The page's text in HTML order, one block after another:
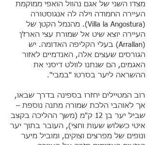
מצדו השני של אגם נהוול הואפי ממוקמת
העיירה החמודה וילה לה אנגוסטורה
(Villa la Angostura). מהנמל הקטן של
העיירה יוצא שיט אל שמורת עצי הארז'ן
(Arrallan) בעלי הקליפה האדומה. יש
הגורסים שעצים אלה, האנדמיים לאזור
האגמים, הם שנתנו לוולט דיסני את
ההשראה ליער בסרטו "במבי".
רוב המטיילים יחזרו בספינה בדרך שבאו,
אך לאוהבי הלכת שמורה מתנה נוספת –
שביל יער בן 12 ק"מ (משך ההליכה בקצב
איטי כשלוש שעות וחצי), העובר בתוך יער
ונופים של מפרצים וצוקים, ומוביל מיער